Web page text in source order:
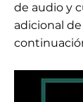
de audio y
adicional